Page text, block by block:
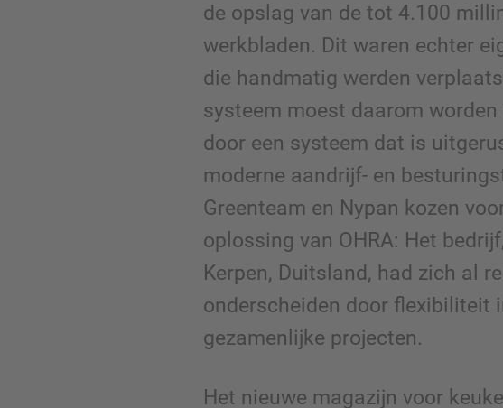
de opslag van de tot 4.100
werkbladen. Dit waren echter
die handmatig werden
systeem moest daarom worden
door een systeem dat is
moderne aandrijf- en
Greenteam en Nypan kozen
oplossing van OHRA: Het
Kerpen, Duitsland, had zich al
onderscheiden door flexibiliteit
gezamenlijke projecten.
Het nieuwe magazijn voor